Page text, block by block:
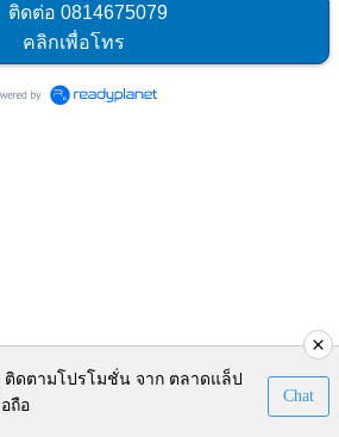
ติดต่อ0814675079
คลิกเพื่อโทร
ดตามโปรโมชั่น จาก ตลาดแล็ป
ถือ
Chat